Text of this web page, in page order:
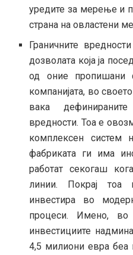
уредите за мерење и
страна на овластени
Граничните
дозволата која ја
од оние пропишани
компанијата, во
вака
вредности. Тоа е
комплексен систем
фабриката ги има
работат секогаш
линии. Покрај тоа
инвестира во
процеси. Имено, во
инвестициите
4,5 милиони евра беа